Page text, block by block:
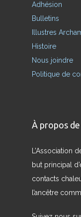
Adhésion
Bulletins
Illustres
Histoire
Nous joindre
Politique de
À propos
L’Association
but principal
contacts
l’ancêtre